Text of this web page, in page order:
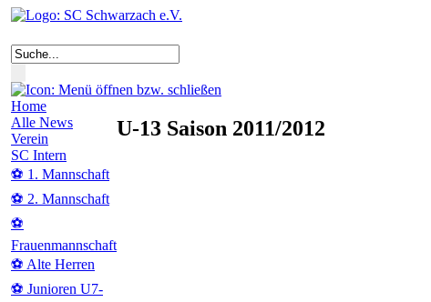
Home
Alle News
Verein
SC Intern
⚽ 1. Mannschaft
⚽ 2. Mannschaft
⚽
Frauenmannschaft
⚽ Alte Herren
⚽ Junioren U7-
U-13 Saison 2011/2012